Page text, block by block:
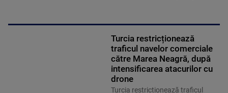
Turcia restricționează
traficul navelor comerciale
către Marea Neagră, după
intensificarea atacurilor cu
drone
Turcia restricționează traficul